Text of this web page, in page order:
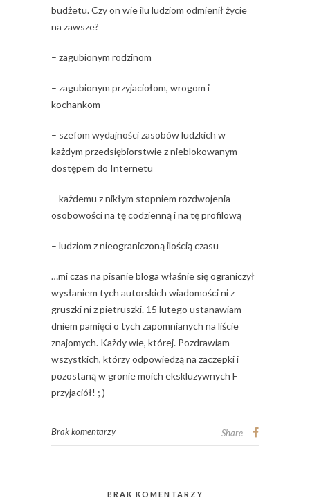
budżetu. Czy on wie ilu ludziom odmienił życie
na zawsze?
– zagubionym rodzinom
– zagubionym przyjaciołom, wrogom i
kochankom
– szefom wydajności zasobów ludzkich w
każdym przedsiębiorstwie z nieblokowanym
dostępem do Internetu
– każdemu z nikłym stopniem rozdwojenia
osobowości na tę codzienną i na tę profilową
– ludziom z nieograniczoną ilością czasu
…mi czas na pisanie bloga właśnie się ograniczył
wysłaniem tych autorskich wiadomości ni z
gruszki ni z pietruszki. 15 lutego ustanawiam
dniem pamięci o tych zapomnianych na liście
znajomych. Każdy wie, której. Pozdrawiam
wszystkich, którzy odpowiedzą na zaczepki i
pozostaną w gronie moich ekskluzywnych F
przyjaciół! ; )
Brak komentarzy Share
BRAK KOMENTARZY